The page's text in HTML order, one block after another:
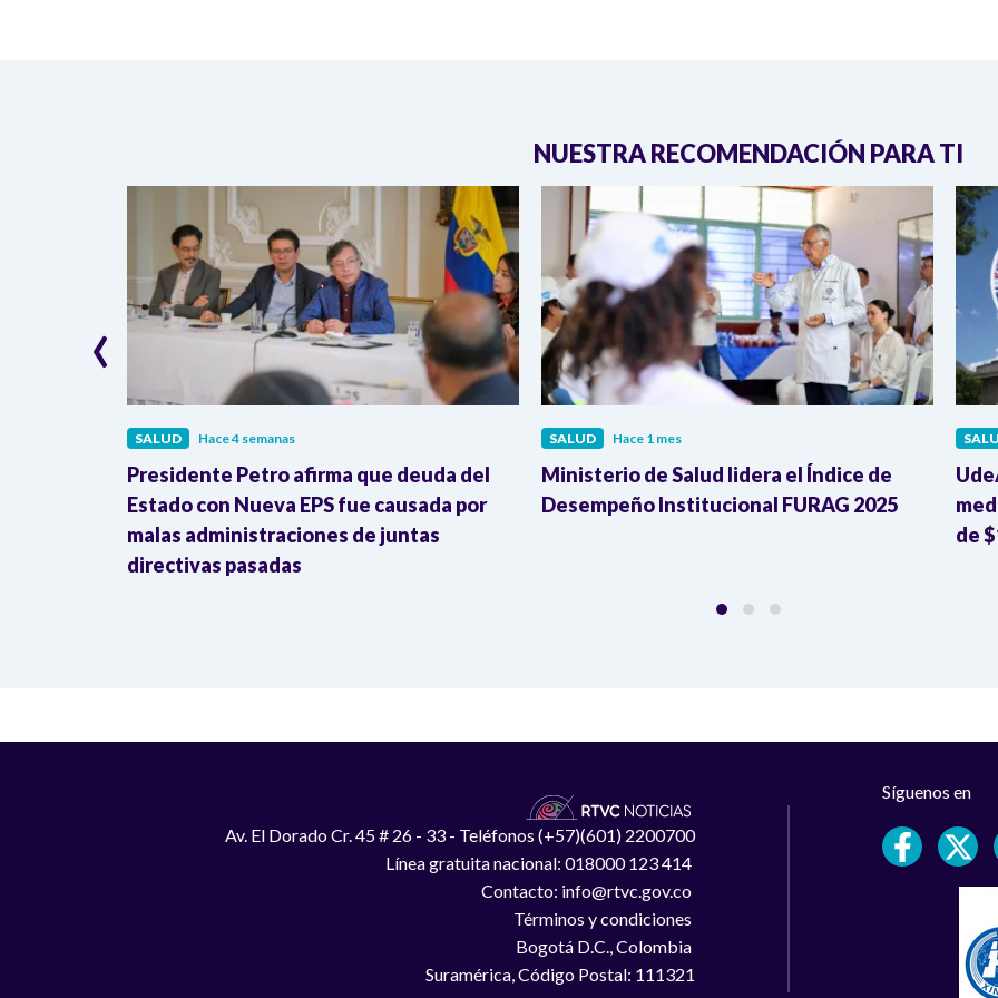
NUESTRA RECOMENDACIÓN PARA TI
SALUD Hace 4 semanas
Presidente Petro afirma que deuda del
Estado con Nueva EPS fue causada por
malas administraciones de juntas
directivas pasadas
SALUD Hace 1 mes
Ministerio de Salud lidera el Índice de
Desempeño Institucional FURAG 2025
de
‹
Av. El Dorado Cr. 45 # 26 - 33 - Teléfonos (+57)(601) 2200700
Línea gratuita nacional: 018000 123 414
Contacto: info@rtvc.gov.co
Términos y condiciones
Bogotá D.C., Colombia
Suramérica, Código Postal: 111321
Síguenos en